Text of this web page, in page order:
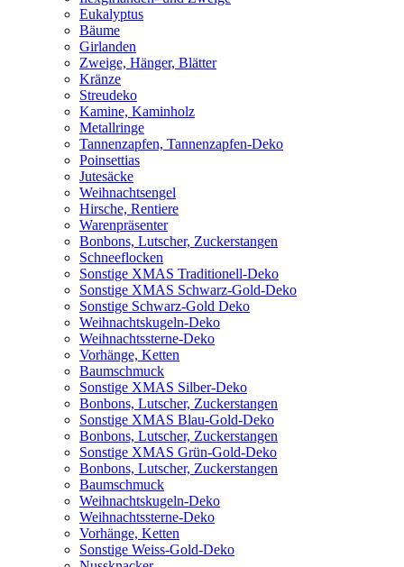
Eukalyptus
Bäume
Girlanden
Zweige, Hänger, Blätter
Kränze
Streudeko
Kamine, Kaminholz
Metallringe
Tannenzapfen, Tannenzapfen-Deko
Poinsettias
Jutesäcke
Weihnachtsengel
Hirsche, Rentiere
Warenpräsenter
Bonbons, Lutscher, Zuckerstangen
Schneeflocken
Sonstige XMAS Traditionell-Deko
Sonstige XMAS Schwarz-Gold-Deko
Sonstige Schwarz-Gold Deko
Weihnachtskugeln-Deko
Weihnachtssterne-Deko
Vorhänge, Ketten
Baumschmuck
Sonstige XMAS Silber-Deko
Bonbons, Lutscher, Zuckerstangen
Sonstige XMAS Blau-Gold-Deko
Bonbons, Lutscher, Zuckerstangen
Sonstige XMAS Grün-Gold-Deko
Bonbons, Lutscher, Zuckerstangen
Baumschmuck
Weihnachtskugeln-Deko
Weihnachtssterne-Deko
Vorhänge, Ketten
Sonstige Weiss-Gold-Deko